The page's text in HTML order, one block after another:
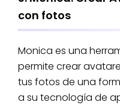
con fotos
Monica es una
permite crear
tus fotos de una
a su tecnología de